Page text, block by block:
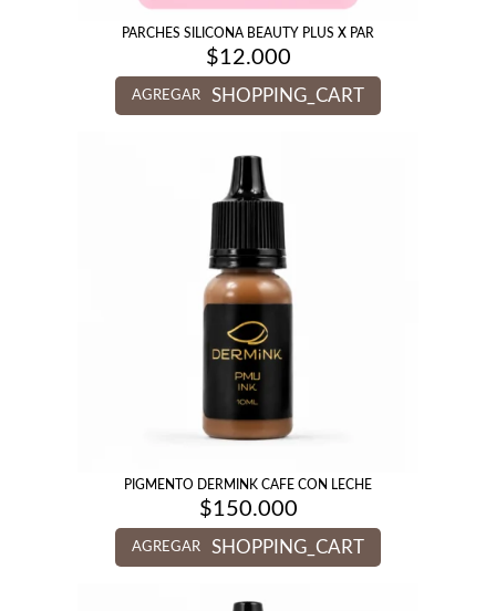
PARCHES SILICONA BEAUTY PLUS X PAR
$12.000
AGREGAR SHOPPING_CART
PIGMENTO DERMINK CAFE CON LECHE
$150.000
AGREGAR SHOPPING_CART